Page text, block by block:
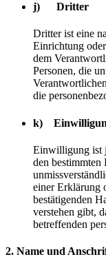
j) Dritter
Dritter ist eine
Einrichtung
dem
Personen, die
die
k)
Einwilligung ist
den
einer Erklärung
bestätigenden
verstehen gibt,
betreffenden
2. Name und